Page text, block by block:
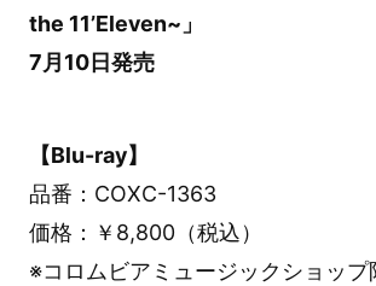
the 11’Eleven~」
7月10日発売
【Blu-ray】
品番：COXC-1363
価格：￥8,800（税込）
※コロムビアミュージックショップ